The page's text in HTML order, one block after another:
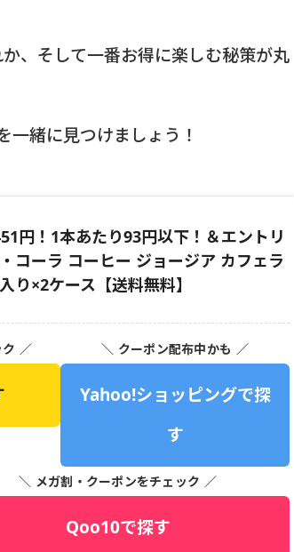
、そして一番お得に楽しむ秘策が丸
緒に見つけましょう！
円！1本あたり93円以下！＆エントリ
コーラ コーヒー ジョージア カフェラ
×2ケース【送料無料】
／ ＼ クーポン配布中かも ／
Yahoo!ショッピングで探
す
＼ メガ割・クーポンをチェック ／
Qoo10で探す